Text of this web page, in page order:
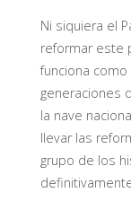
Ni siquiera el
reformar este
funciona como
generaciones
la nave
llevar las
grupo de los